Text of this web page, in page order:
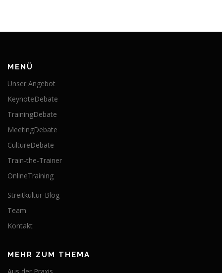
MENÜ
Unser Angebot
KeynoteDebate
TrainingDebate
MeetingDebate
CultureDebate
Train-the-Trainer
OnlineTraining
Streitkultur-Blog
Team
Kontakt
MEHR ZUM THEMA
Aus der Praxis